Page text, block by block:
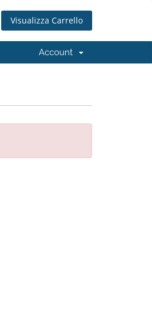
Visualizza Carrello
Account